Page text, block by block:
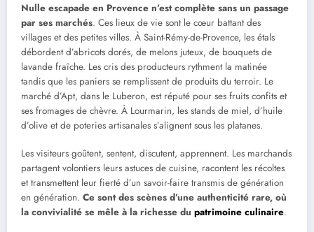
Nulle escapade en Provence n’est complète sans un passage
par ses marchés. Ces lieux de vie sont le cœur battant des
villages et des petites villes. À Saint-Rémy-de-Provence, les étals
débordent d’abricots dorés, de melons juteux, de bouquets de
lavande fraîche. Les cris des producteurs rythment la matinée
tandis que les paniers se remplissent de produits du terroir. Le
marché d’Apt, dans le Luberon, est réputé pour ses fruits confits et
ses fromages de chèvre. À Lourmarin, les stands de miel, d’huile
d’olive et de poteries artisanales s’alignent sous les platanes.
Les visiteurs goûtent, sentent, discutent, apprennent. Les marchands
partagent volontiers leurs astuces de cuisine, racontent les récoltes
et transmettent leur fierté d’un savoir-faire transmis de génération
en génération. Ce sont des scènes d’une authenticité rare, où
la convivialité se mêle à la richesse du patrimoine culinaire.